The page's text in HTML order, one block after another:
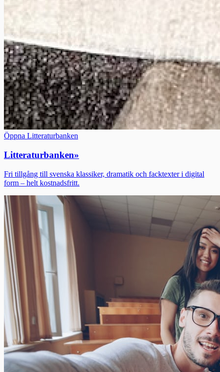
Öppna Litteraturbanken
Litteraturbanken»
Fri tillgång till svenska klassiker, dramatik och facktexter i digital
form – helt kostnadsfritt.